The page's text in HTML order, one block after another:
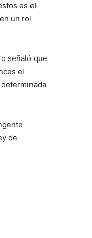
es el
un rol
señaló que
el
de